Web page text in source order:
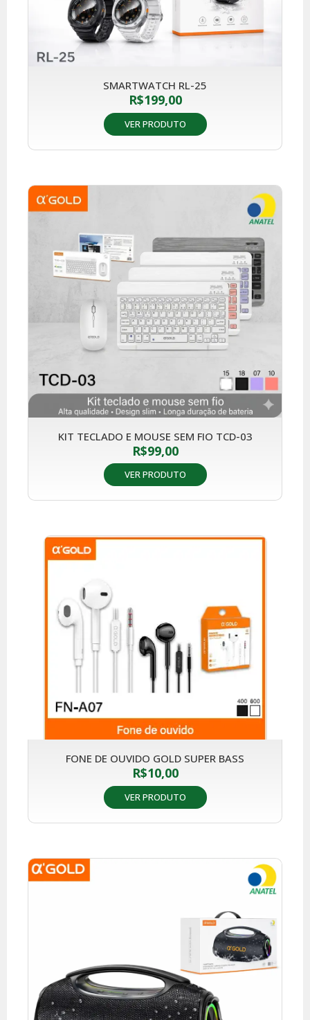
SMARTWATCH RL-25
R$199,00
VER PRODUTO
KIT TECLADO E MOUSE SEM FIO TCD-03
R$99,00
VER PRODUTO
FONE DE OUVIDO GOLD SUPER BASS
R$10,00
VER PRODUTO